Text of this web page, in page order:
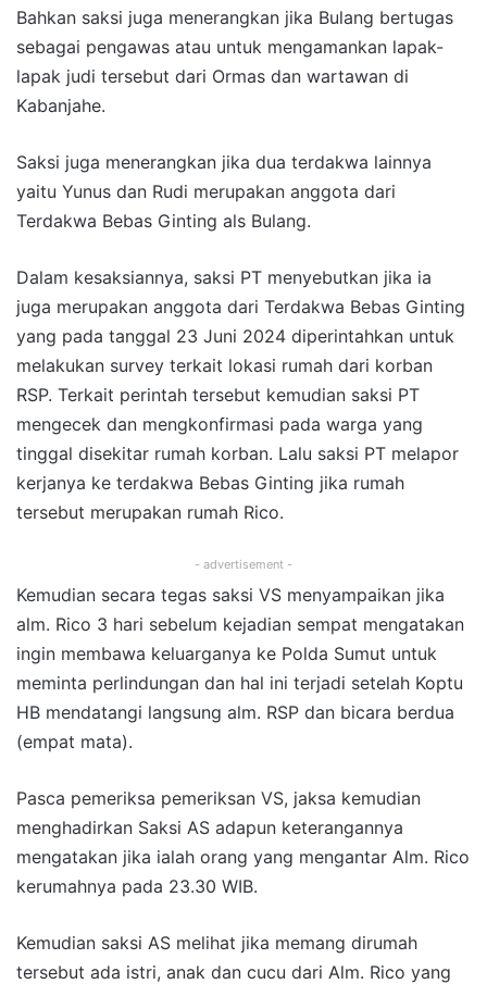
Bahkan saksi juga menerangkan jika Bulang bertugas
sebagai pengawas atau untuk mengamankan lapak-
lapak judi tersebut dari Ormas dan wartawan di
Kabanjahe.
Saksi juga menerangkan jika dua terdakwa lainnya
yaitu Yunus dan Rudi merupakan anggota dari
Terdakwa Bebas Ginting als Bulang.
Dalam kesaksiannya, saksi PT menyebutkan jika ia
juga merupakan anggota dari Terdakwa Bebas Ginting
yang pada tanggal 23 Juni 2024 diperintahkan untuk
melakukan survey terkait lokasi rumah dari korban
RSP. Terkait perintah tersebut kemudian saksi PT
mengecek dan mengkonfirmasi pada warga yang
tinggal disekitar rumah korban. Lalu saksi PT melapor
kerjanya ke terdakwa Bebas Ginting jika rumah
tersebut merupakan rumah Rico.
- advertisement -
Kemudian secara tegas saksi VS menyampaikan jika
alm. Rico 3 hari sebelum kejadian sempat mengatakan
ingin membawa keluarganya ke Polda Sumut untuk
meminta perlindungan dan hal ini terjadi setelah Koptu
HB mendatangi langsung alm. RSP dan bicara berdua
(empat mata).
Pasca pemeriksa pemeriksan VS, jaksa kemudian
menghadirkan Saksi AS adapun keterangannya
mengatakan jika ialah orang yang mengantar Alm. Rico
kerumahnya pada 23.30 WIB.
Kemudian saksi AS melihat jika memang dirumah
tersebut ada istri, anak dan cucu dari Alm. Rico yang